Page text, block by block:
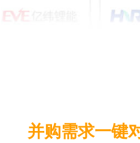
并购需求一键